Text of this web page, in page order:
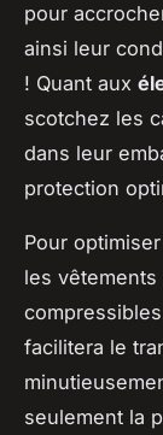
pour
ainsi leur
! Quant aux
scotchez les
dans leur
protection
Pour
les
facilitera le
seulement la